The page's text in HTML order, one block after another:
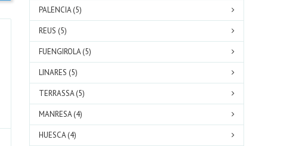
PALENCIA (5)
REUS (5)
FUENGIROLA (5)
LINARES (5)
TERRASSA (5)
MANRESA (4)
HUESCA (4)